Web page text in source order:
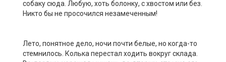
собаку сюда. Любую, хоть болонку, с хвостом или без.
Никто бы не просочился незамеченным!
Лето, понятное дело, ночи почти белые, но когда-то
стемнилось. Колька перестал ходить вокруг склада.